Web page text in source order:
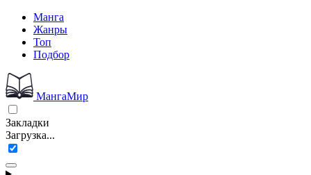
Манга
Жанры
Топ
Подбор
МангаМир
Закладки
Загрузка...